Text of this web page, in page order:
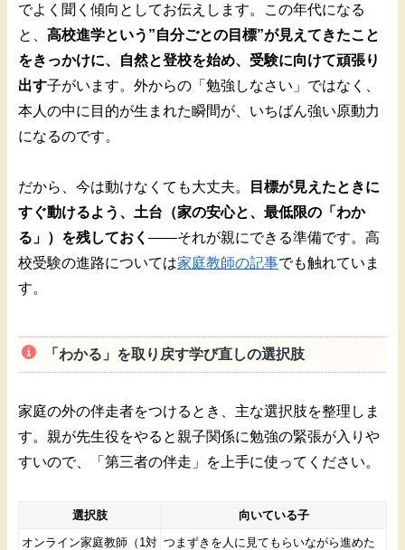
でよく聞く傾向としてお伝えします。この年代になる
と、 高校進学という”自分ごとの目標”が見えてきたこと
をきっかけに、自然と登校を始め、受験に向けて頑張り
出す子がいます。外からの「勉強しなさい」ではなく、
本人の中に目的が生まれた瞬間が、いちばん強い原動力
になるのです。
だから、今は動けなくても大丈夫。
目標が見えたときに
すぐ動けるよう、土台（家の安心と、最低限の「わか
る」）を残しておく ——それが親にできる準備です。高
校受験の進路については家庭教師の記事でも触れていま
す。
「わかる」を取り戻す学び直しの選択肢
家庭の外の伴走者をつけるとき、主な選択肢を整理しま
す。親が先生役をやると親子関係に勉強の緊張が入りや
すいので、「第三者の伴走」を上手に使ってください。
選択肢
向いている子
オンライン家庭教師（1対 つまずきを人に見てもらいながら進めた